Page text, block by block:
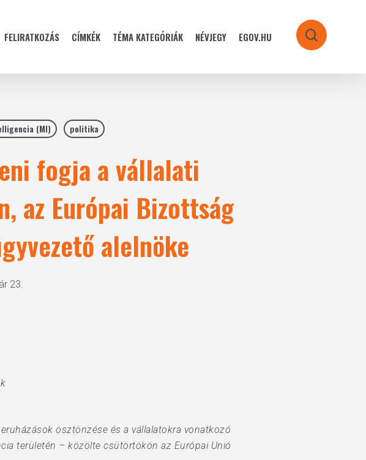
FELIRATKOZÁS CÍMKÉK TÉMA KATEGÓRIÁK NÉVJEGY EGOV.HU search
(MI) politika
fogja a vállalati
az Európai Bizottság
alelnöke
23.
ösztönzése és a vállalatokra vonatkozó
területén – közölte csütörtökön az Európai Unió